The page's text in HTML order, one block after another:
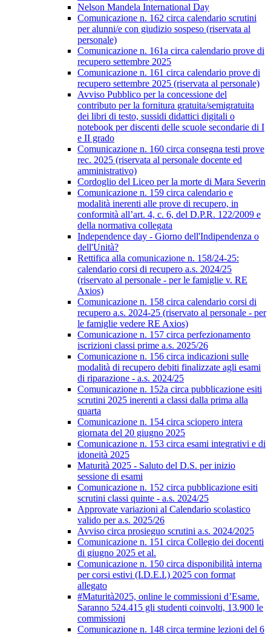
Nelson Mandela International Day
Comunicazione n. 162 circa calendario scrutini
per alunni/e con giudizio sospeso (riservata al
personale)
Comunicazione n. 161a circa calendario prove di
recupero settembre 2025
Comunicazione n. 161 circa calendario prove di
recupero settembre 2025 (riservata al personale)
Avviso Pubblico per la concessione del
contributo per la fornitura gratuita/semigratuita
dei libri di testo, sussidi didattici digitali o
notebook per discenti delle scuole secondarie di I
e II grado
Comunicazione n. 160 circa consegna testi prove
rec. 2025 (riservata al personale docente ed
amministrativo)
Cordoglio del Liceo per la morte di Mara Severin
Comunicazione n. 159 circa calendario e
modalità inerenti alle prove di recupero, in
conformità all’art. 4, c. 6, del D.P.R. 122/2009 e
della normativa collegata
Independence day - Giorno dell'Indipendenza o
dell'Unità?
Rettifica alla comunicazione n. 158/24-25:
calendario corsi di recupero a.s. 2024/25
(riservato al personale - per le famiglie v. RE
Axios)
Comunicazione n. 158 circa calendario corsi di
recupero a.s. 2024-25 (riservato al personale - per
le famiglie vedere RE Axios)
Comunicazione n. 157 circa perfezionamento
iscrizioni classi prime a.s. 2025/26
Comunicazione n. 156 circa indicazioni sulle
modalità di recupero debiti finalizzate agli esami
di riparazione - a.s. 2024/25
Comunicazione n. 152a circa pubblicazione esiti
scrutini 2025 inerenti a classi dalla prima alla
quarta
Comunicazione n. 154 circa sciopero intera
giornata del 20 giugno 2025
Comunicazione n. 153 circa esami integrativi e di
idoneità 2025
Maturità 2025 - Saluto del D.S. per inizio
sessione di esami
Comunicazione n. 152 circa pubblicazione esiti
scrutini classi quinte - a.s. 2024/25
Approvate variazioni al Calendario scolastico
valido per a.s. 2025/26
Avviso circa prosieguo scrutini a.s. 2024/2025
Comunicazione n. 151 circa Collegio dei docenti
di giugno 2025 et al.
Comunicazione n. 150 circa disponibilità interna
per corsi estivi (I.D.E.I.) 2025 con format
allegato
#Maturità2025, online le commissioni d’Esame.
Saranno 524.415 gli studenti coinvolti, 13.900 le
commissioni
Comunicazione n. 148 circa termine lezioni del 6